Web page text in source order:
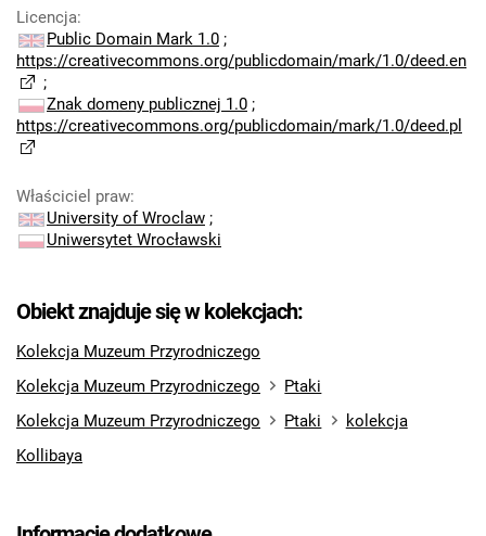
Licencja:
Public Domain Mark 1.0 ;
https://creativecommons.org/publicdomain/mark/1.0/deed.en
;
Znak domeny publicznej 1.0 ;
https://creativecommons.org/publicdomain/mark/1.0/deed.pl
Właściciel praw:
University of Wroclaw ;
Uniwersytet Wrocławski
Obiekt znajduje się w kolekcjach:
Kolekcja Muzeum Przyrodniczego
Kolekcja Muzeum Przyrodniczego
Ptaki
Kolekcja Muzeum Przyrodniczego
Ptaki
kolekcja
Kollibaya